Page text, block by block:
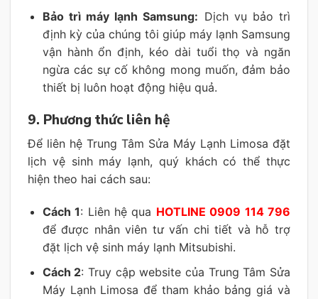
Bảo trì máy lạnh Samsung: Dịch vụ bảo trì
định kỳ của chúng tôi giúp máy lạnh Samsung
vận hành ổn định, kéo dài tuổi thọ và ngăn
ngừa các sự cố không mong muốn, đảm bảo
thiết bị luôn hoạt động hiệu quả.
9. Phương thức liên hệ
Để liên hệ Trung Tâm Sửa Máy Lạnh Limosa đặt
lịch vệ sinh máy lạnh, quý khách có thể thực
hiện theo hai cách sau:
Cách 1: Liên hệ qua HOTLINE 0909 114 796
để được nhân viên tư vấn chi tiết và hỗ trợ
đặt lịch vệ sinh máy lạnh Mitsubishi.
Cách 2: Truy cập website của Trung Tâm Sửa
Máy Lạnh Limosa để tham khảo bảng giá và